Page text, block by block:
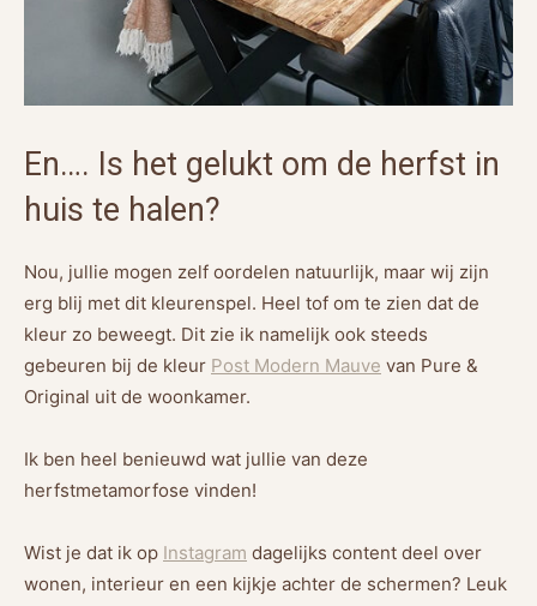
En…. Is het gelukt om de herfst in
huis te halen?
Nou, jullie mogen zelf oordelen natuurlijk, maar wij zijn
erg blij met dit kleurenspel. Heel tof om te zien dat de
kleur zo beweegt. Dit zie ik namelijk ook steeds
gebeuren bij de kleur Post Modern Mauve van Pure &
Original uit de woonkamer.
Ik ben heel benieuwd wat jullie van deze
herfstmetamorfose vinden!
Wist je dat ik op Instagram dagelijks content deel over
wonen, interieur en een kijkje achter de schermen? Leuk